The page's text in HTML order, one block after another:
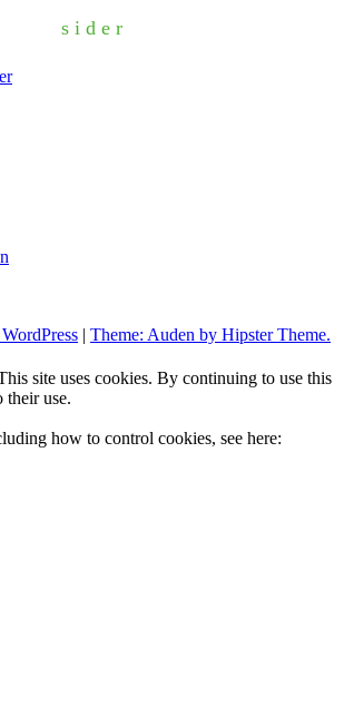
sider
| Theme: Auden by Hipster Theme.
site uses cookies. By continuing to use this
their use.
how to control cookies, see here: